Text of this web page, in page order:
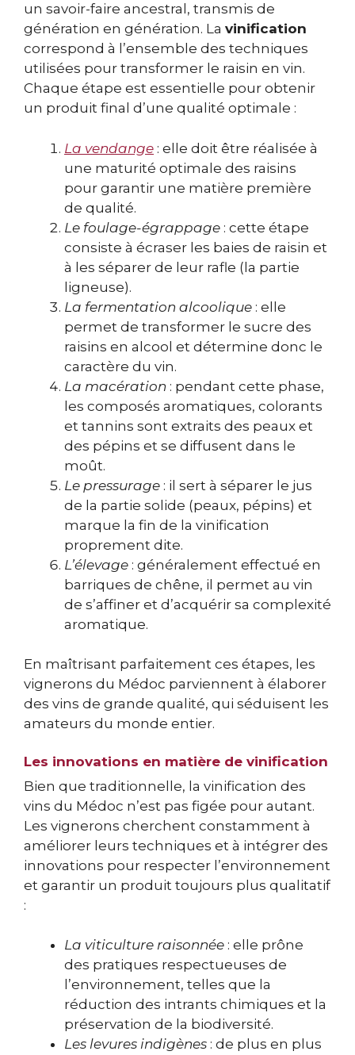
un savoir-faire ancestral, transmis de
génération en génération. La vinification
correspond à l’ensemble des techniques
utilisées pour transformer le raisin en vin.
Chaque étape est essentielle pour obtenir
un produit final d’une qualité optimale :
La vendange : elle doit être réalisée à
une maturité optimale des raisins
pour garantir une matière première
de qualité.
Le foulage-égrappage : cette étape
consiste à écraser les baies de raisin et
à les séparer de leur rafle (la partie
ligneuse).
La fermentation alcoolique : elle
permet de transformer le sucre des
raisins en alcool et détermine donc le
caractère du vin.
La macération : pendant cette phase,
les composés aromatiques, colorants
et tannins sont extraits des peaux et
des pépins et se diffusent dans le
moût.
Le pressurage : il sert à séparer le jus
de la partie solide (peaux, pépins) et
marque la fin de la vinification
proprement dite.
L’élevage : généralement effectué en
barriques de chêne, il permet au vin
de s’affiner et d’acquérir sa complexité
aromatique.
En maîtrisant parfaitement ces étapes, les
vignerons du Médoc parviennent à élaborer
des vins de grande qualité, qui séduisent les
amateurs du monde entier.
Les innovations en matière de vinification
Bien que traditionnelle, la vinification des
vins du Médoc n’est pas figée pour autant.
Les vignerons cherchent constamment à
améliorer leurs techniques et à intégrer des
innovations pour respecter l’environnement
et garantir un produit toujours plus qualitatif
:
La viticulture raisonnée : elle prône
des pratiques respectueuses de
l’environnement, telles que la
réduction des intrants chimiques et la
préservation de la biodiversité.
Les levures indigènes : de plus en plus